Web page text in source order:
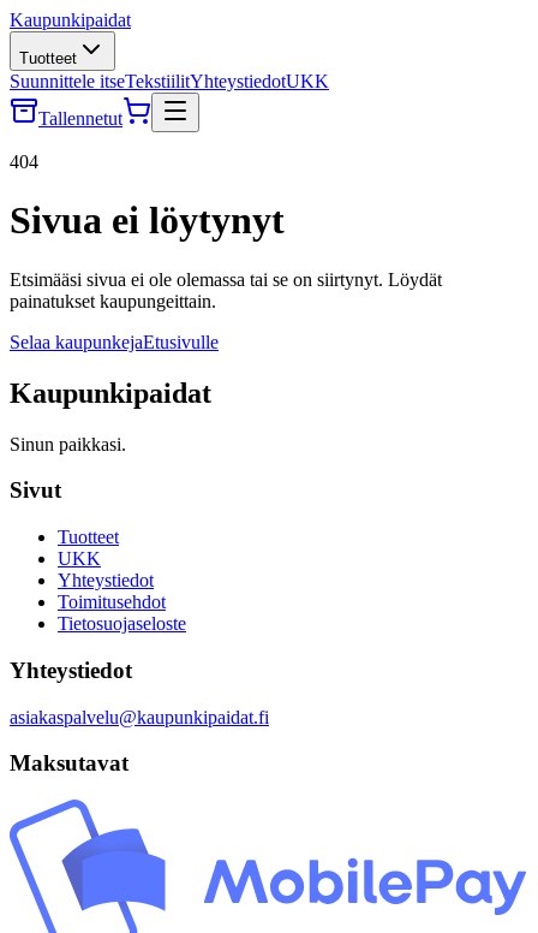
Kaupunkipaidat
Tuotteet
Suunnittele itseTekstiilitYhteystiedotUKK
Tallennetut
404
Sivua ei löytynyt
Etsimääsi sivua ei ole olemassa tai se on siirtynyt. Löydät
painatukset kaupungeittain.
Selaa kaupunkejaEtusivulle
Kaupunkipaidat
Sinun paikkasi.
Sivut
Tuotteet
UKK
Yhteystiedot
Toimitusehdot
Tietosuojaseloste
Yhteystiedot
asiakaspalvelu@kaupunkipaidat.fi
Maksutavat